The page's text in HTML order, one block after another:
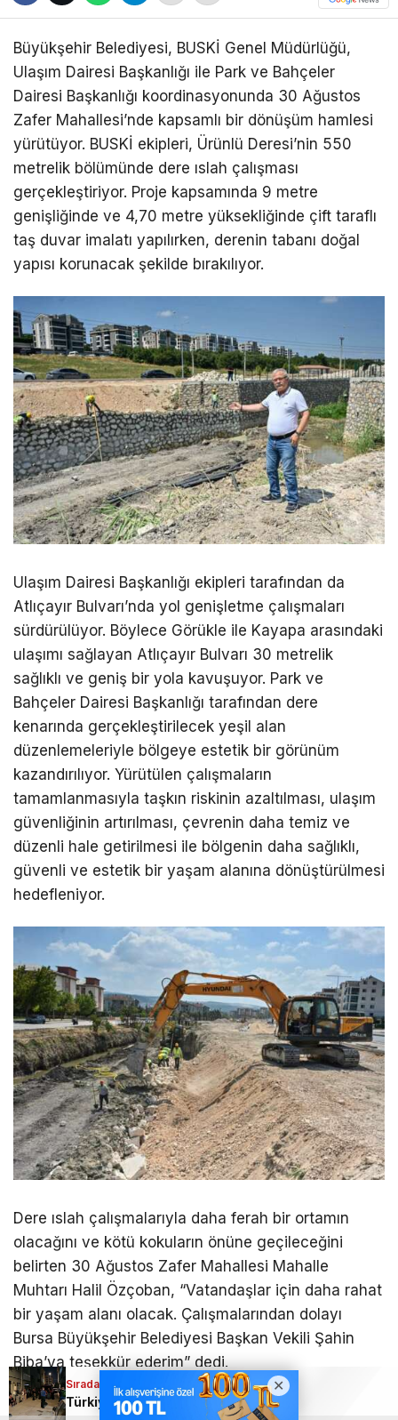
Sıradaki Haber
Bursa’da kaçan o şahıs kıskıvrak yakalandı!
Sıradaki Haber
12 ilden 99 genç sporcu, Osmangazi Sukaypark’ta yarıştı
Büyükşehir Belediyesi, BUSKİ Genel Müdürlüğü,
Ulaşım Dairesi Başkanlığı ile Park ve Bahçeler
Dairesi Başkanlığı koordinasyonunda 30 Ağustos
Zafer Mahallesi’nde kapsamlı bir dönüşüm hamlesi
yürütüyor. BUSKİ ekipleri, Ürünlü Deresi’nin 550
metrelik bölümünde dere ıslah çalışması
gerçekleştiriyor. Proje kapsamında 9 metre
genişliğinde ve 4,70 metre yüksekliğinde çift taraflı
taş duvar imalatı yapılırken, derenin tabanı doğal
yapısı korunacak şekilde bırakılıyor.
Ulaşım Dairesi Başkanlığı ekipleri tarafından da
Atlıçayır Bulvarı’nda yol genişletme çalışmaları
sürdürülüyor. Böylece Görükle ile Kayapa arasındaki
ulaşımı sağlayan Atlıçayır Bulvarı 30 metrelik
sağlıklı ve geniş bir yola kavuşuyor. Park ve
Bahçeler Dairesi Başkanlığı tarafından dere
kenarında gerçekleştirilecek yeşil alan
düzenlemeleriyle bölgeye estetik bir görünüm
kazandırılıyor. Yürütülen çalışmaların
tamamlanmasıyla taşkın riskinin azaltılması, ulaşım
güvenliğinin artırılması, çevrenin daha temiz ve
düzenli hale getirilmesi ile bölgenin daha sağlıklı,
güvenli ve estetik bir yaşam alanına dönüştürülmesi
hedefleniyor.
Dere ıslah çalışmalarıyla daha ferah bir ortamın
olacağını ve kötü kokuların önüne geçileceğini
belirten 30 Ağustos Zafer Mahallesi Mahalle
Muhtarı Halil Özçoban, “Vatandaşlar için daha rahat
bir yaşam alanı olacak. Çalışmalarından dolayı
Bursa Büyükşehir Belediyesi Başkan Vekili Şahin
Biba’ya teşekkür ederim” dedi.
Sıradaki Haber
Türkiye’nin konuştuğu Bursa’daki şok olayda acı gerçekler